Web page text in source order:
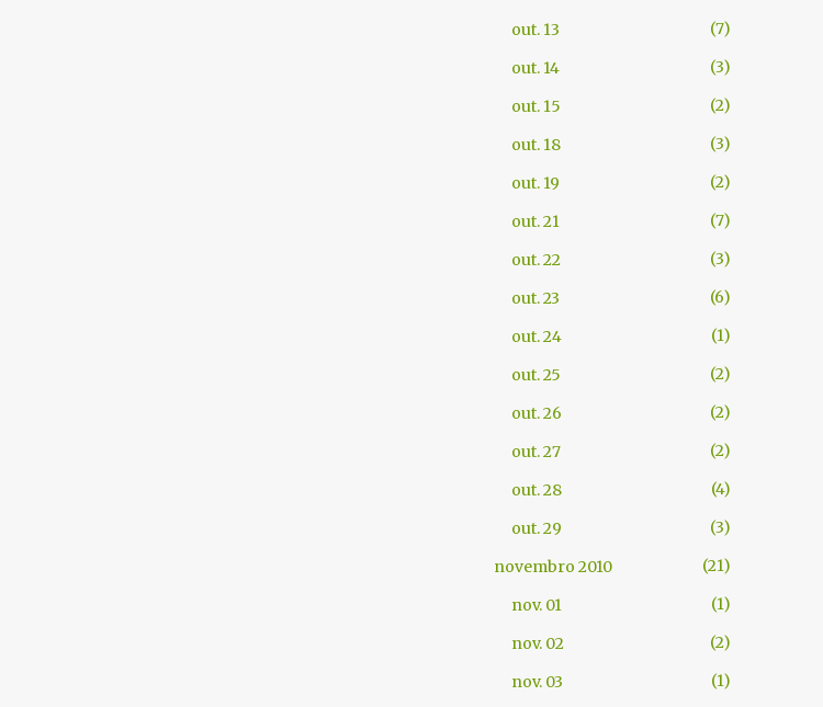
out. 13
7
out. 14
3
out. 15
2
out. 18
3
out. 19
2
out. 21
7
out. 22
3
out. 23
6
out. 24
1
out. 25
2
out. 26
2
out. 27
2
out. 28
4
out. 29
3
novembro 2010
21
nov. 01
1
nov. 02
2
nov. 03
1